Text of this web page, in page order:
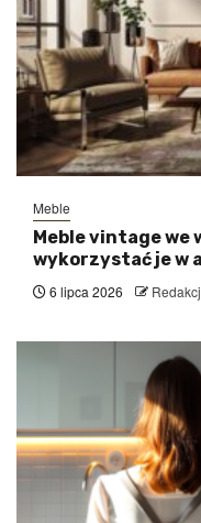
Meble
Meble vintage we
wykorzystać je w
6 lipca 2026